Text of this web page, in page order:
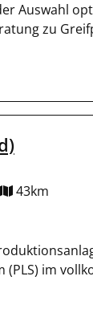
Auswahl
zu
43km
im